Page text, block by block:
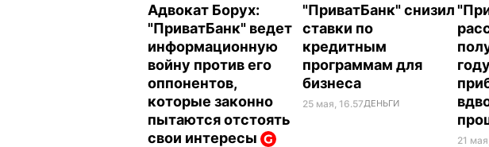
Адвокат Борух:
"ПриватБанк" ведет
информационную
войну против его
оппонентов,
которые законно
пытаются отстоять
свои интересы
"ПриватБанк" снизил
ставки по
кредитным
программам для
бизнеса
25 мая, 16.57ДЕНЬГИ
21